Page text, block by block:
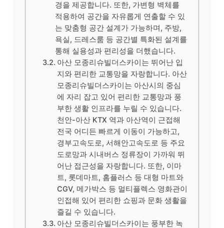
경을 제공합니다. 또한, 가변형 벽체를
적용하여 공간을 자유롭게 연출할 수 있
는 맞춤형 공간 설계가 가능하며, 주방,
욕실, 드레스룸 등 공간별 특화된 설계를
통해 실용성과 편리성을 더했습니다.
아산 모종리슈빌더스카이는 뛰어난 입
지와 편리한 교통망을 자랑합니다. 아산
모종리슈빌더스카이는 아산시의 중심
에 자리 잡고 있어 편리한 교통망과 풍
부한 생활 인프라를 누릴 수 있습니다.
천안-아산 KTX 역과 아산역이 근접해
전국 어디든 빠르게 이동이 가능하고,
경부고속도로, 서해안고속도로 등 주요
도로망과 시내버스 정류장이 가까워 뛰
어난 접근성을 자랑합니다. 또한, 이마
트, 롯데마트, 홈플러스 등 대형 마트와
CGV, 메가박스 등 멀티플렉스 영화관이
인접해 있어 편리한 쇼핑과 문화 생활을
즐길 수 있습니다.
아산 모종리슈빌더스카이는 풍부한 녹